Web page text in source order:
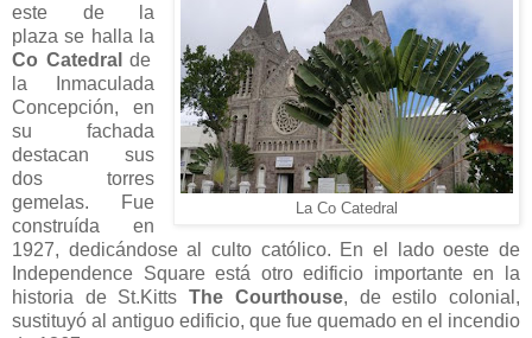
La Co Catedral
este de la
plaza se halla la
Co Catedralde
la Inmaculada
Concepción, en
su fachada
destacan sus
dos torres
gemelas. Fue
construída en
1927, dedicándose al culto católico. En el lado oeste de
Independence Square está otro edificio importante en la
historia de St.KittsThe Courthouse, de estilo colonial,
sustituyó al antiguo edificio, que fue quemado en el incendio